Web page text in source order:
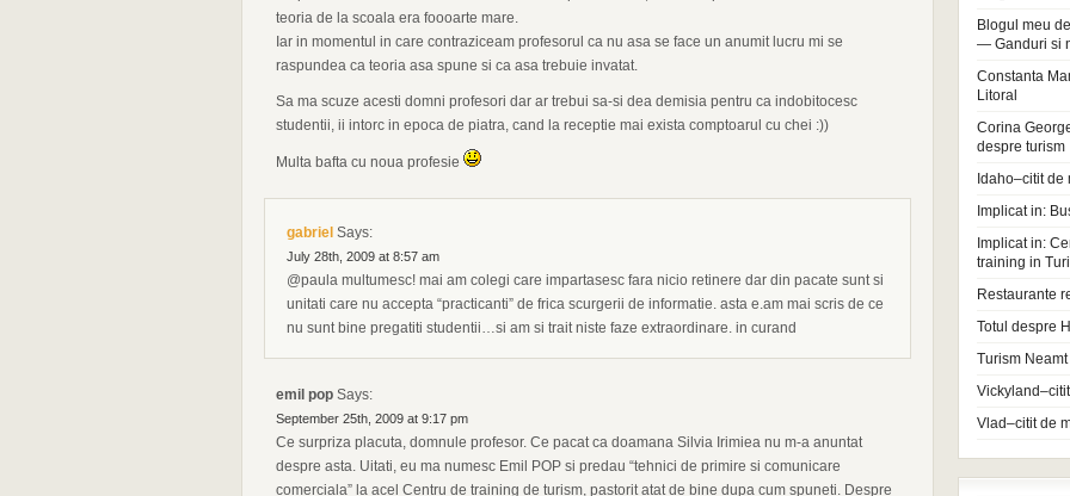
teoria de la scoala era foooarte mare.
Iar in momentul in care contraziceam profesorul ca nu asa se face un anumit lucru mi se
raspundea ca teoria asa spune si ca asa trebuie invatat.
Sa ma scuze acesti domni profesori dar ar trebui sa-si dea demisia pentru ca indobitocesc
studentii, ii intorc in epoca de piatra, cand la receptie mai exista comptoarul cu chei :))
Multa bafta cu noua profesie
gabriel Says:
July 28th, 2009 at 8:57 am
@paula multumesc! mai am colegi care impartasesc fara nicio retinere dar din pacate sunt si
unitati care nu accepta “practicanti” de frica scurgerii de informatie. asta e.am mai scris de ce
nu sunt bine pregatiti studentii…si am si trait niste faze extraordinare. in curand
emil pop Says:
September 25th, 2009 at 9:17 pm
Ce surpriza placuta, domnule profesor. Ce pacat ca doamana Silvia Irimiea nu m-a anuntat
despre asta. Uitati, eu ma numesc Emil POP si predau “tehnici de primire si comunicare
comerciala” la acel Centru de training de turism, pastorit atat de bine dupa cum spuneti. Despre
Blogul meu
— Ganduri si
Constanta
Litoral
Corina
despre turism
Idaho–citit de
Implicat in:
Implicat in:
training in
Restaurante
Totul despre
Turism Neamt
Vlad–citit de